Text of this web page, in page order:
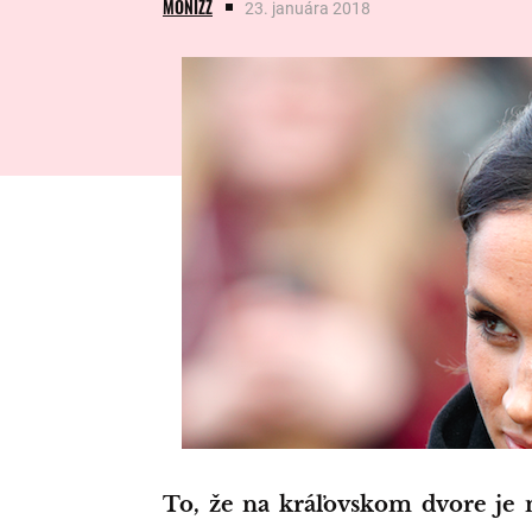
MONIZZ 23. januára 2018
To, že na kráľovskom dvore je mnoho vecí tabu, je verejne známa vec.